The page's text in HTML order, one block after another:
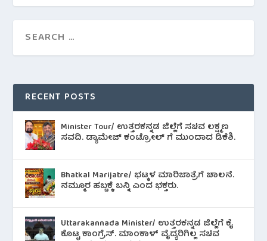
RECENT POSTS
Minister Tour/ ಉತ್ತರಕನ್ನಡ ಜಿಲ್ಲೆಗೆ ಸಚಿವ ಲಕ್ಷ್ಮಣ
ಸವದಿ. ಡ್ಯಾಮೇಜ್ ಕಂಟ್ರೋಲ್ ಗೆ ಮುಂದಾದ ಡಿಕೆಶಿ.
Bhatkal Marijatre/ ಭಟ್ಕಳ ಮಾರಿಜಾತ್ರೆಗೆ ಚಾಲನೆ.
ನಮ್ಮೂರ ಹಬ್ಬಕ್ಕೆ ಬನ್ನಿ ಎಂದ ಭಕ್ತರು.
Uttarakannada Minister/ ಉತ್ತರಕನ್ನಡ ಜಿಲ್ಲೆಗೆ ಕೈ
ಕೊಟ್ಟ ಕಾಂಗ್ರೆಸ್. ಮಾಂಕಾಳ್ ವೈದ್ಯರಿಗಿಲ್ಲ ಸಚಿವ